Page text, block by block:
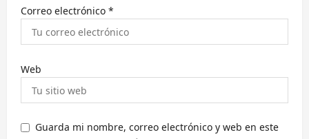
Correo electrónico *
Web
Guarda mi nombre, correo electrónico y web en este